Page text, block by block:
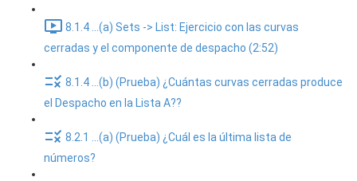
8.1.4 ...(a) Sets -> List: Ejercicio con las curvas
cerradas y el componente de despacho (2:52)
8.1.4 ...(b) (Prueba) ¿Cuántas curvas cerradas produce
el Despacho en la Lista A??
8.2.1 ...(a) (Prueba) ¿Cuál es la última lista de
números?